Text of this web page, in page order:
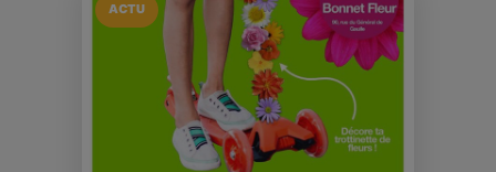
ACTU